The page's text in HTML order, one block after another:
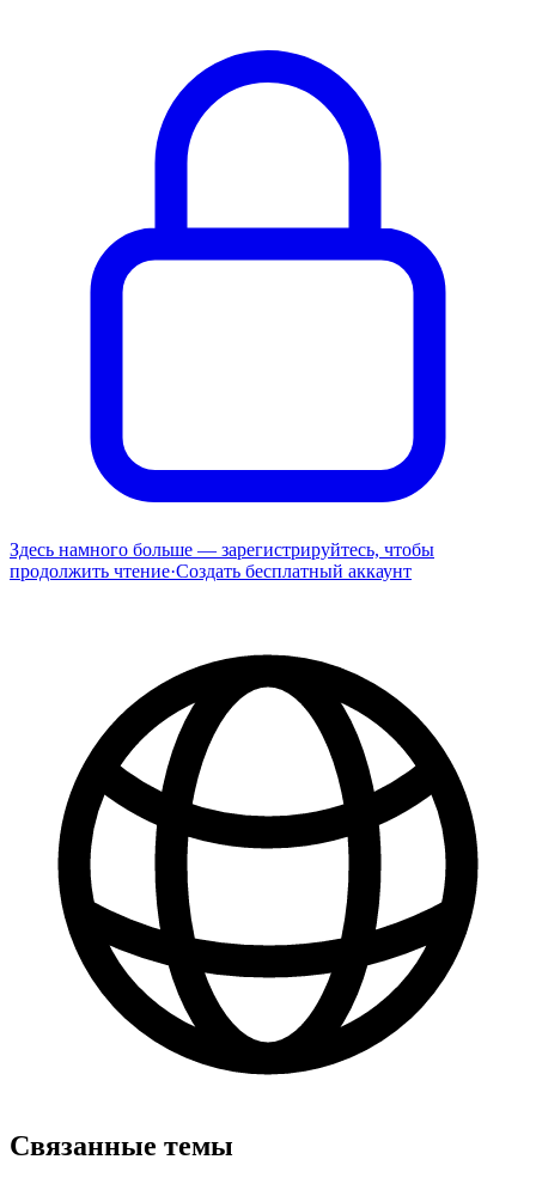
Здесь намного больше — зарегистрируйтесь, чтобы
продолжить чтение·Создать бесплатный аккаунт
Связанные темы